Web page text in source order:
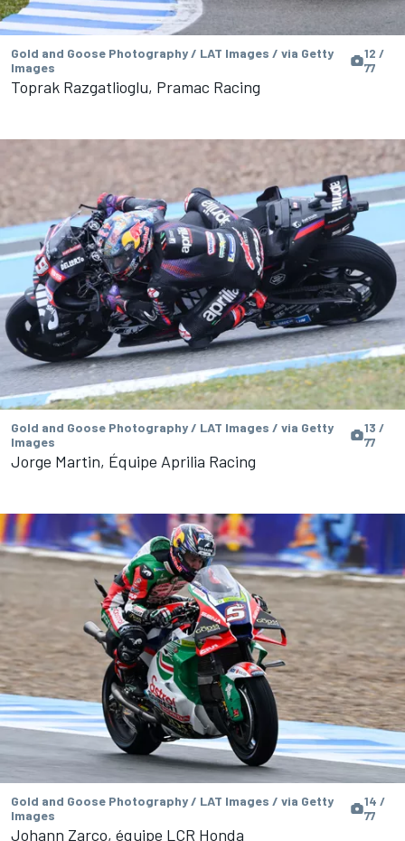
Gold and Goose Photography / LAT Images / via Getty
Images
12 /
77
Toprak Razgatlioglu, Pramac Racing
Gold and Goose Photography / LAT Images / via Getty
Images
13 /
77
Jorge Martin, Équipe Aprilia Racing
Gold and Goose Photography / LAT Images / via Getty
Images
14 /
77
Johann Zarco, équipe LCR Honda